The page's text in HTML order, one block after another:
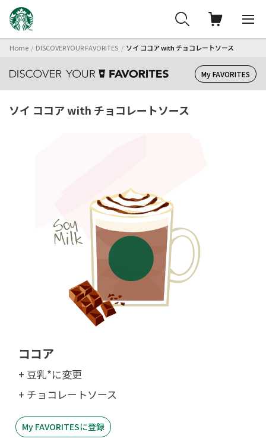
Home DISCOVER YOUR FAVORITES ソイ ココア with チョコレートソース
My FAVORITES
ソイ ココア with チョコレートソース
ココア
+ 豆乳*に変更
+ チョコレートソース
My FAVORITESに登録